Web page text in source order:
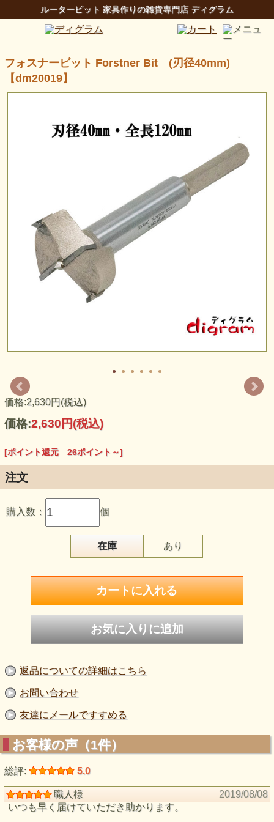
ルータービット 家具作りの雑貨専門店 ディグラム
フォスナービット Forstner Bit (刃径40mm)
【dm20019】
価格:2,630円(税込)
価格:2,630円(税込)
[ポイント還元 26ポイント～]
注文
購入数： 個
在庫 あり
返品についての詳細はこちら
お問い合わせ
友達にメールですすめる
お客様の声（1件）
総評: 5.0
職人様
2019/08/08
いつも早く届けていただき助かります。